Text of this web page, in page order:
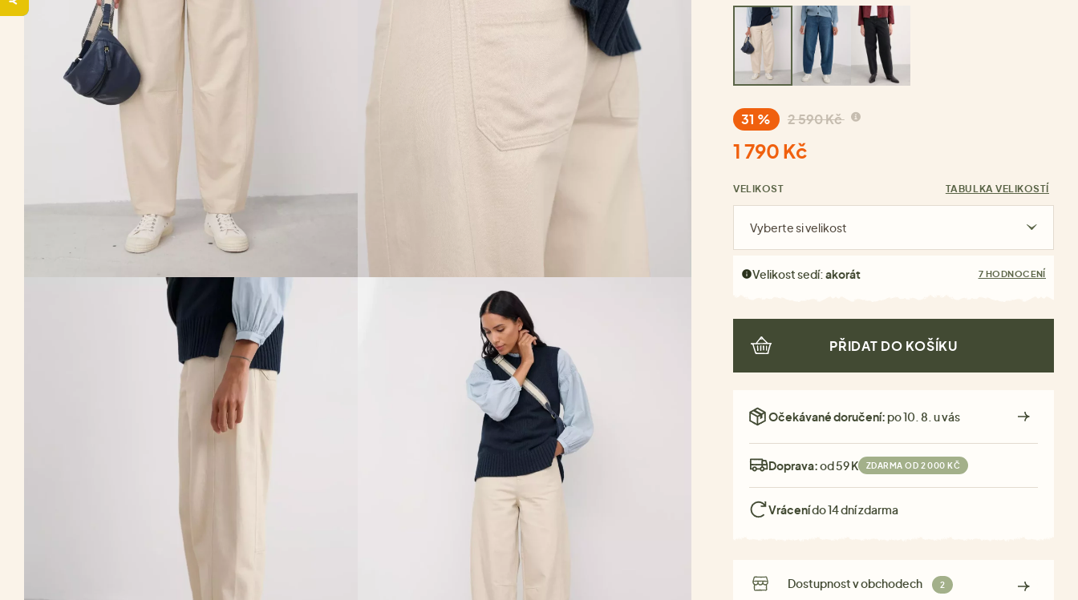
31 % 2 590 Kč
1 790 Kč
VELIKOST TABULKA VELIKOSTÍ
Vyberte si velikost
Velikost sedí:akorát 7 HODNOCENÍ
PŘIDAT DO KOŠÍKU
Očekávané doručení: po 10. 8. u vás
Doprava:od 59 Kč ZDARMA OD 2 000 KČ
Vrácenído 14 dní zdarma
Dostupnost v obchodech 2